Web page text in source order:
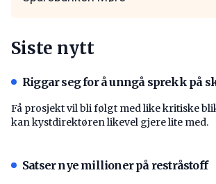
Siste nytt
Riggar seg for å unngå sprekk på
Få prosjekt vil bli følgt med like kritiske
kan kystdirektøren likevel gjere lite med.
Satser nye millioner på restråstoff